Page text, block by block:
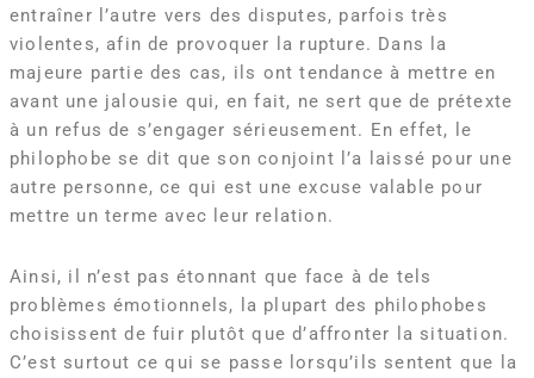
entraîner l’autre vers des disputes, parfois très
violentes, afin de provoquer la rupture. Dans la
majeure partie des cas, ils ont tendance à mettre en
avant une jalousie qui, en fait, ne sert que de prétexte
à un refus de s’engager sérieusement. En effet, le
philophobe se dit que son conjoint l’a laissé pour une
autre personne, ce qui est une excuse valable pour
mettre un terme avec leur relation.
Ainsi, il n’est pas étonnant que face à de tels
problèmes émotionnels, la plupart des philophobes
choisissent de fuir plutôt que d’affronter la situation.
C’est surtout ce qui se passe lorsqu’ils sentent que la